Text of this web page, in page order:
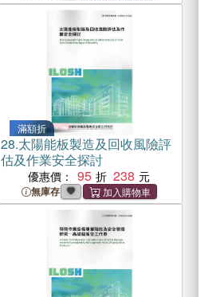
滿額折
28.太陽能板製造及回收風險評
估及作業安全探討
優惠價： 95 238
無庫存